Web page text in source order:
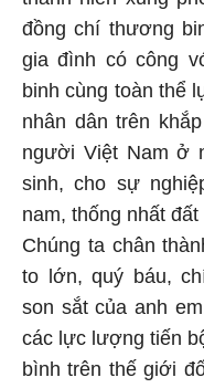
đồng chí thương
gia đình có công
binh cùng toàn thể
nhân dân trên
người Việt Nam ở
sinh, cho sự
nam, thống nhất
Chúng ta chân
to lớn, quý báu,
son sắt của anh
các lực lượng tiến
bình trên thế giới